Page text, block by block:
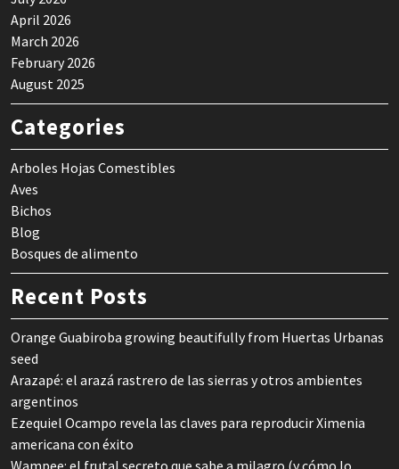
April 2026
March 2026
February 2026
August 2025
Categories
Arboles Hojas Comestibles
Aves
Bichos
Blog
Bosques de alimento
Recent Posts
Orange Guabiroba growing beautifully from Huertas Urbanas
seed
Arazapé: el arazá rastrero de las sierras y otros ambientes
argentinos
Ezequiel Ocampo revela las claves para reproducir Ximenia
americana con éxito
Wampee: el frutal secreto que sabe a milagro (y cómo lo